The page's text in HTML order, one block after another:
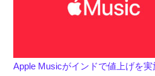
Apple Musicがインドで値上げを